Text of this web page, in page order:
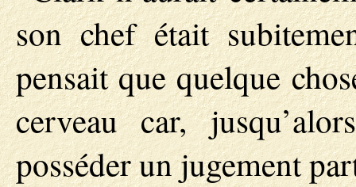
son chef était
pensait que quelque
cerveau car,
posséder un jugement